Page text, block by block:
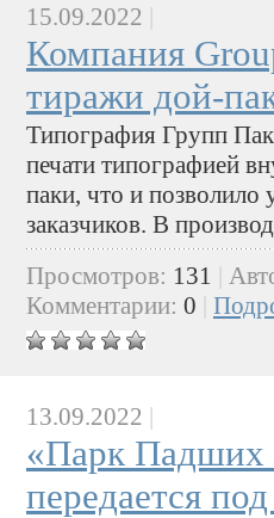
15.09.2022
Компания
тиражи дой-
Типография Групп Пак
печати типографией
паки, что и позволило
заказчиков. В
Просмотров: 131
Комментарии: 0
13.09.2022 |
«Парк Падших
передается